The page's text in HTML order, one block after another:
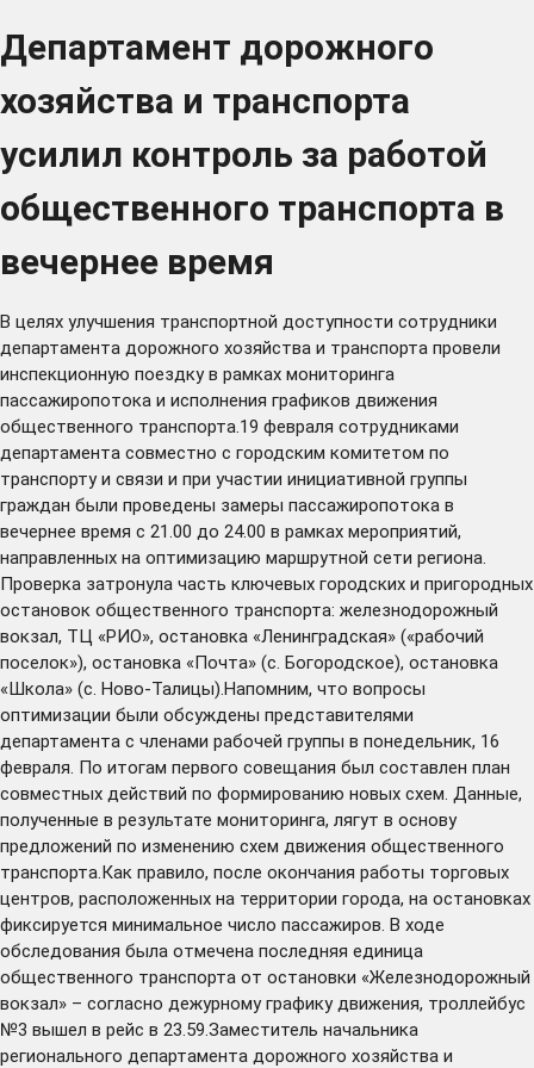
Департамент дорожного
хозяйства и транспорта
усилил контроль за работой
общественного транспорта в
вечернее время
В целях улучшения транспортной доступности сотрудники
департамента дорожного хозяйства и транспорта провели
инспекционную поездку в рамках мониторинга
пассажиропотока и исполнения графиков движения
общественного транспорта.19 февраля сотрудниками
департамента совместно с городским комитетом по
транспорту и связи и при участии инициативной группы
граждан были проведены замеры пассажиропотока в
вечернее время с 21.00 до 24.00 в рамках мероприятий,
направленных на оптимизацию маршрутной сети региона.
Проверка затронула часть ключевых городских и пригородных
остановок общественного транспорта: железнодорожный
вокзал, ТЦ «РИО», остановка «Ленинградская» («рабочий
поселок»), остановка «Почта» (с. Богородское), остановка
«Школа» (с. Ново-Талицы).Напомним, что вопросы
оптимизации были обсуждены представителями
департамента с членами рабочей группы в понедельник, 16
февраля. По итогам первого совещания был составлен план
совместных действий по формированию новых схем. Данные,
полученные в результате мониторинга, лягут в основу
предложений по изменению схем движения общественного
транспорта.Как правило, после окончания работы торговых
центров, расположенных на территории города, на остановках
фиксируется минимальное число пассажиров. В ходе
обследования была отмечена последняя единица
общественного транспорта от остановки «Железнодорожный
вокзал» – согласно дежурному графику движения, троллейбус
№3 вышел в рейс в 23.59.Заместитель начальника
регионального департамента дорожного хозяйства и